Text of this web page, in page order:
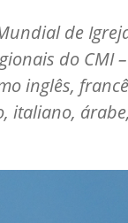
de
do CMI
inglês,
italiano, árabe,